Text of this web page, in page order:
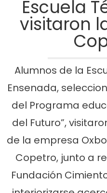
Escuela
visitaron
Alumnos de la
Ensenada,
del Programa
del Futuro”,
de la empresa
Copetro, junto a
Fundación